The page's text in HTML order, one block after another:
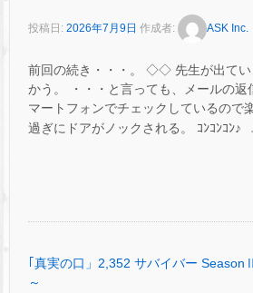
投稿日: 2026年7月9日 作成者: ASK Inc.
前回の続き・・・。 ◇◇ 先生が出てい
かう。 ・・・と言っても、メールの返
マートフォンでチェックしているので
過ぎにドアがノックされる。 ｺﾝｺﾝｺﾝ♪
｢真実の口」2,352 サバイバー
～